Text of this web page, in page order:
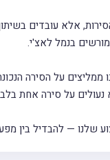
אלא עובדים
בנמל לאצ'י.
ממליצים על הסירה הנכונה
נעולים על סירה אחת
שלנו — להבדיל בין